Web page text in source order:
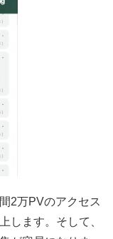
2万PVのアクセス
します。そして、